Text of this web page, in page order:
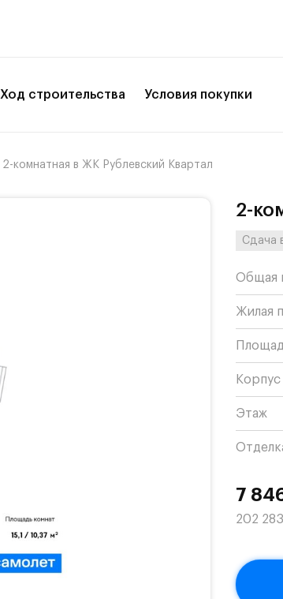
Ход строительства Условия покупки
2-комнатная в ЖК Рублевский Квартал
2-
Сдача
Общая
Жилая
Корпус
Этаж
7
202